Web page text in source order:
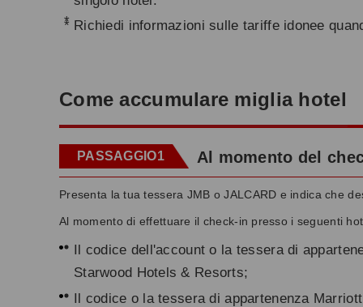
* Richiedi informazioni sulle tariffe idonee
Come accumulare miglia hotel
PASSAGGIO1 Al momento del
Presenta la tua tessera JMB o JALCARD e indica che
Al momento di effettuare il check-in presso i seguenti
Il codice dell'account o la tessera di
Starwood Hotels & Resorts;
Il codice o la tessera di appartenenza